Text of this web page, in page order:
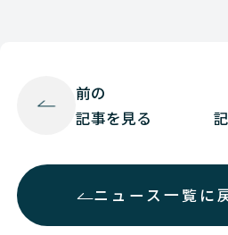
前の
記事を見る
ニュース一覧に